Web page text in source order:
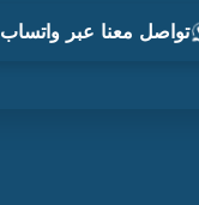
تواصل معنا عبر واتساب